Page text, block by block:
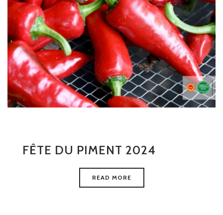
FÊTE DU PIMENT 2024
READ MORE